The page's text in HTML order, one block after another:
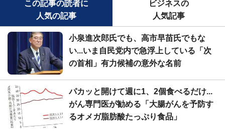
この記事の読者に
人気の記事
ビジネスの
人気記事
小泉進次郎氏でも、高市早苗氏でもな
い...いま自民党内で急浮上している「次
の首相」有力候補の意外な名前
パカッと開けて週に1、2個食べるだけ...
がん専門医が勧める「大腸がんを予防す
るオメガ脂肪酸たっぷり食品」